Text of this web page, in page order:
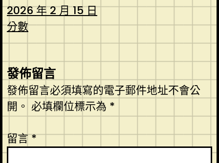
2026 年 2 月 15 日
分數
發佈留言
發佈留言必須填寫的電子郵件地址不會公
開。 必填欄位標示為 *
留言*